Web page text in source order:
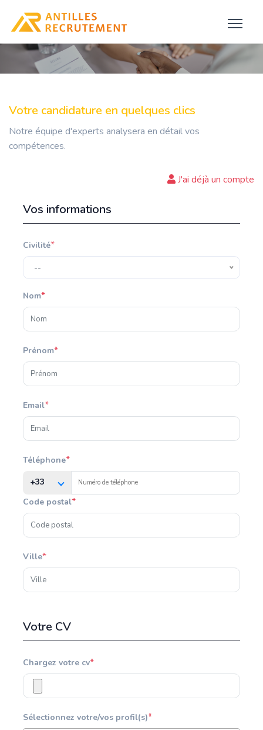
Votre candidature en quelques clics
Notre équipe d'experts analysera en détail vos
compétences.
J'ai déjà un compte
Vos informations
Civilité*
--
Nom*
Prénom*
Email*
Téléphone*
+33
Code postal*
Ville*
Votre CV
Chargez votre cv*
Sélectionnez votre/vos profil(s)*